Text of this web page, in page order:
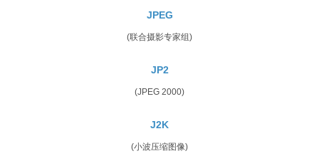
JPEG
(联合摄影专家组)
JP2
(JPEG 2000)
J2K
(小波压缩图像)